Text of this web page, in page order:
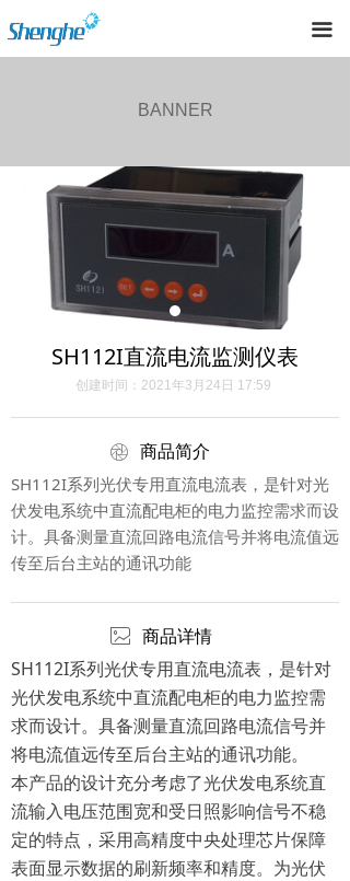
끀
首页
新闻资讯
联系我们
BANNER
SH112I直流电流监测仪表
商品简介
创建时间： 2021年3月24日 17:59
SH112I系列光伏专用直流电流表，是针对光
伏发电系统中直流配电柜的电力监控需求而设
计。具备测量直流回路电流信号并将电流值远
传至后台主站的通讯功能
商品详情
SH112I系列光伏专用直流电流表，是针对
光伏发电系统中直流配电柜的电力监控需
求而设计。具备测量直流回路电流信号并
将电流值远传至后台主站的通讯功能。
本产品的设计充分考虑了光伏发电系统直
流输入电压范围宽和受日照影响信号不稳
定的特点，采用高精度中央处理芯片保障
表面显示数据的刷新频率和精度。为光伏
ꁵ
ꂈ